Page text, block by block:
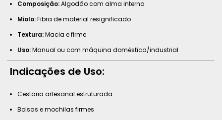
Composição:Algodão com alma interna
Miolo:Fibra de material resignificado
Textura:Macia e firme
Uso:Manual ou com máquina doméstica/industrial
Indicações de Uso:
Cestaria artesanal estruturada
Bolsas e mochilas firmes